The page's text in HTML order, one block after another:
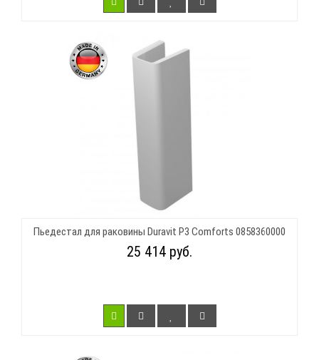
Пьедестал для раковины Duravit P3 Comforts 0858360000
25 414 руб.